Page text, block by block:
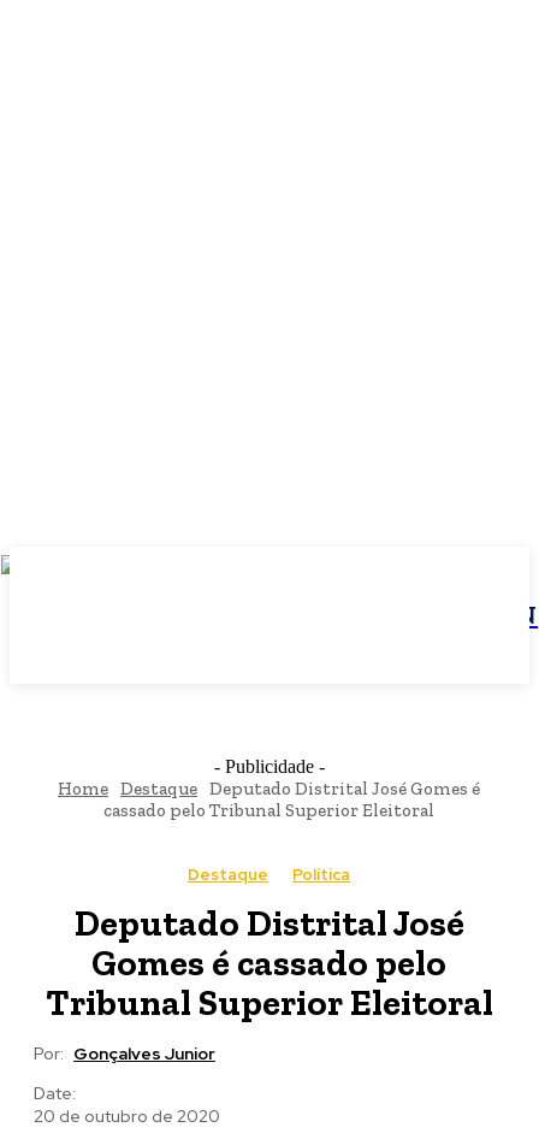
JBN
- Publicidade -
Home Destaque Deputado Distrital José Gomes é
cassado pelo Tribunal Superior Eleitoral
Destaque Política
Deputado Distrital José
Gomes é cassado pelo
Tribunal Superior Eleitoral
Por: Gonçalves Junior
Date:
20 de outubro de 2020